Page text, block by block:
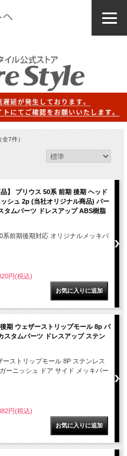
全7件）
品】 プリウス 50系 前期 後期 ヘッド
シュ 2p (当社オリジナル商品) パー
タムパーツ ドレスアップ ABS樹脂
系前期後期対応 オリジナルメッキパ
円(税込)
期 ウェザーストリップモール 8p パ
スタムパーツ ドレスアップ ステン
ーストリップモール 8P ステンレス
ーニッシュ ドア サイド メッキパー
円(税込)